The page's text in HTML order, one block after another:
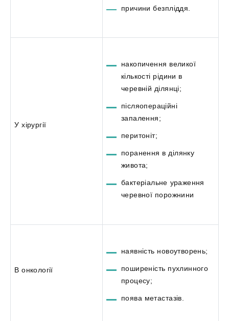
причини безпліддя.
У хірургії
накопичення великої
кількості рідини в
черевній ділянці;
післяопераційні
запалення;
перитоніт;
поранення в ділянку
живота;
бактеріальне ураження
черевної порожнини
В онкології
наявність новоутворень;
поширеність пухлинного
процесу;
поява метастазів.